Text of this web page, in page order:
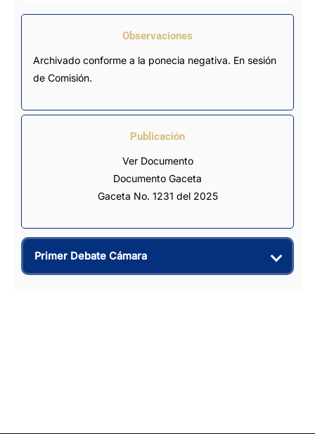
Observaciones
Archivado conforme a la ponecia negativa. En sesión
de Comisión.
Publicación
Ver Documento
Documento Gaceta
Gaceta No. 1231 del 2025
Primer Debate Cámara